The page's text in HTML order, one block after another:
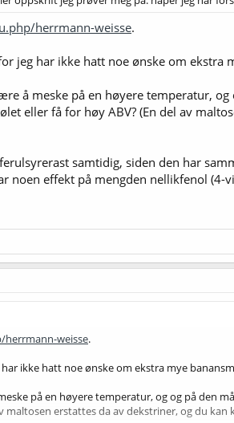
herrmann-weisse.
jeg har ikke hatt noe ønske om ekstra
å meske på en høyere temperatur,
eller få for høy ABV? (En del av
samtidig, siden den har
noen effekt på mengden nellikfenol
weisse.
ikke hatt noe ønske om ekstra mye
på en høyere temperatur, og og på den
maltosen erstattes da av dekstriner, og du